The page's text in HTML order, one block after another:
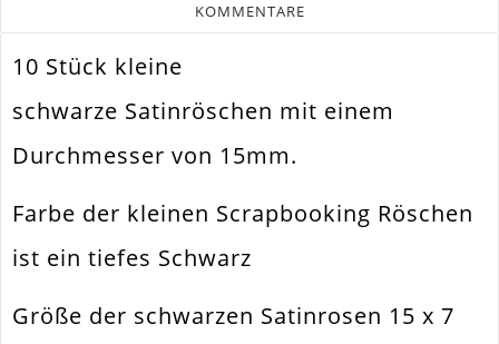
KOMMENTARE
Farbe
Funktion Verzieren Von Gegenständen
Spezifikation Stoffblume
Form / Motiv Rose
10 Stück kleine
schwarze Satinröschen mit einem
Durchmesser von 15mm.
Farbe der kleinen Scrapbooking Röschen
ist ein tiefes Schwarz
Größe der schwarzen Satinrosen 15 x 7